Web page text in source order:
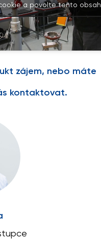
a povolte tento obsah
zájem, nebo máte
kontaktovat.